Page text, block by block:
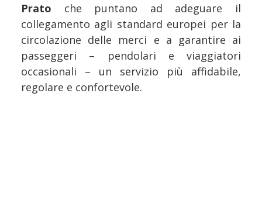
Prato che puntano ad adeguare il
collegamento agli standard europei per la
circolazione delle merci e a garantire ai
passeggeri – pendolari e viaggiatori
occasionali – un servizio più affidabile,
regolare e confortevole.